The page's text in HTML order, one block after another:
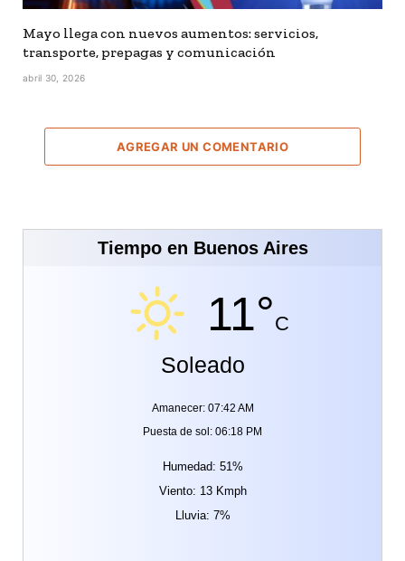
Mayo llega con nuevos aumentos: servicios,
transporte, prepagas y comunicación
abril 30, 2026
AGREGAR UN COMENTARIO
Tiempo en Buenos Aires
11°C
Soleado
Amanecer: 07:42 AM
Puesta de sol: 06:18 PM
Humedad: 51%
Viento: 13 Kmph
Lluvia: 7%